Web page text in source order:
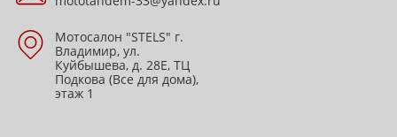
Мотосалон "STELS" г.
Владимир, ул.
Куйбышева, д. 28Е, ТЦ
Подкова (Все для дома),
этаж 1